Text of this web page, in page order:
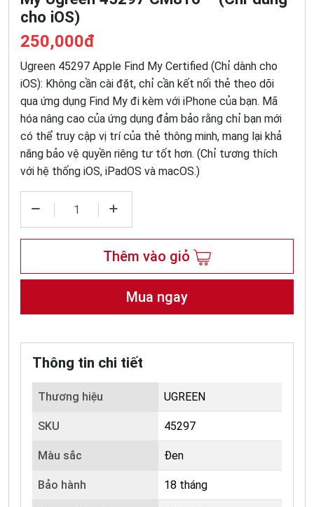
cho iOS)
250,000đ
Ugreen 45297 Apple Find My Certified (Chỉ dành cho
iOS): Không cần cài đặt, chỉ cần kết nối thẻ theo dõi
qua ứng dụng Find My đi kèm với iPhone của bạn. Mã
hóa nâng cao của ứng dụng đảm bảo rằng chỉ bạn mới
có thể truy cập vị trí của thẻ thông minh, mang lại khả
năng bảo vệ quyền riêng tư tốt hơn. (Chỉ tương thích
với hệ thống iOS, iPadOS và macOS.)
Thêm vào giỏ
Mua ngay
Thông tin chi tiết
Thương hiệu UGREEN
SKU 45297
Màu sắc Đen
Bảo hành 18 tháng